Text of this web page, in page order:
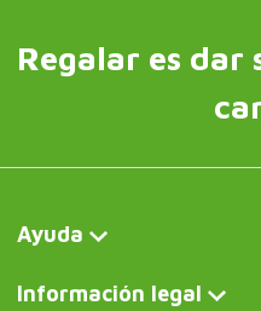
Regalar es dar
Ayuda
Información legal